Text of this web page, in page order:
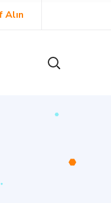
Alın